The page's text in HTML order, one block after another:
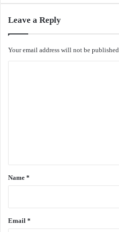
Leave a Reply
Your email address will not be published.
*
Name *
Email *